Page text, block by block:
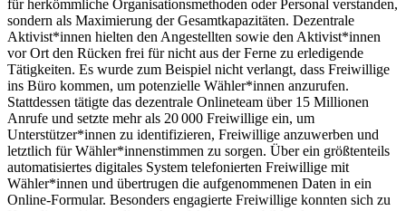
für herkömmliche Organisationsmethoden oder Personal verstanden,
sondern als Maximierung der Gesamtkapazitäten. Dezentrale
Aktivist*innen hielten den Angestellten sowie den Aktivist*innen
vor Ort den Rücken frei für nicht aus der Ferne zu erledigende
Tätigkeiten. Es wurde zum Beispiel nicht verlangt, dass Freiwillige
ins Büro kommen, um potenzielle Wähler*innen anzurufen.
Stattdessen tätigte das dezentrale Onlineteam über 15 Millionen
Anrufe und setzte mehr als 20 000 Freiwillige ein, um
Unterstützer*innen zu identifizieren, Freiwillige anzuwerben und
letztlich für Wähler*innenstimmen zu sorgen. Über ein größtenteils
automatisiertes digitales System telefonierten Freiwillige mit
Wähler*innen und übertrugen die aufgenommenen Daten in ein
Online-Formular. Besonders engagierte Freiwillige konnten sich zu